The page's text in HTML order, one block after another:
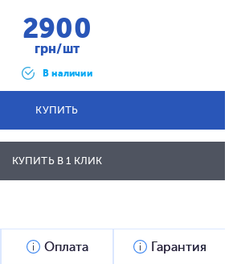
2900
грн/шт
В наличии
КУПИТЬ
ОТПРАВИТЬ
КУПИТЬ В 1 КЛИК
Оплата Гарантия